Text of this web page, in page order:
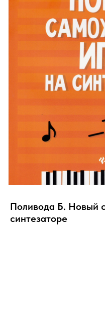
Поливода Б. Новый
синтезаторе